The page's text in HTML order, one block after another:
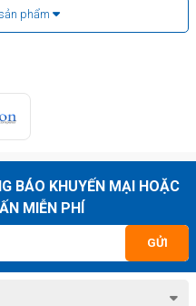
sản phẩm
BÁO KHUYẾN MẠI HOẶC
MIỄN PHÍ
GỬI